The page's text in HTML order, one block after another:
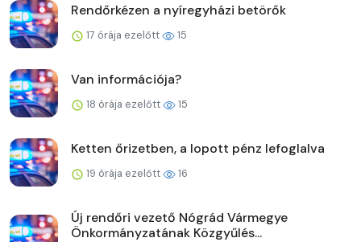
Rendőrkézen a nyíregyházi betörők
17 órája ezelőtt 15
Van információja?
18 órája ezelőtt 15
Ketten őrizetben, a lopott pénz lefoglalva
19 órája ezelőtt 16
Új rendőri vezető Nógrád Vármegye
Önkormányzatának Közgyűlés...